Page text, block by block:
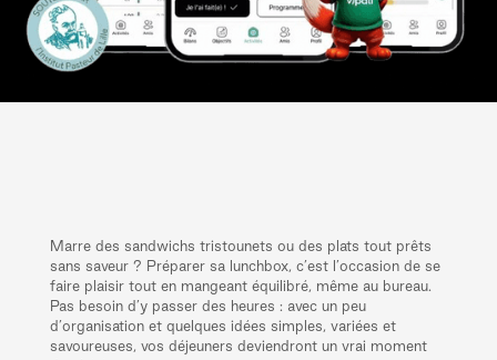
Marre des sandwichs tristounets ou des plats tout prêts
sans saveur ? Préparer sa lunchbox, c’est l’occasion de se
faire plaisir tout en mangeant équilibré, même au bureau.
Pas besoin d’y passer des heures : avec un peu
d’organisation et quelques idées simples, variées et
savoureuses, vos déjeuners deviendront un vrai moment